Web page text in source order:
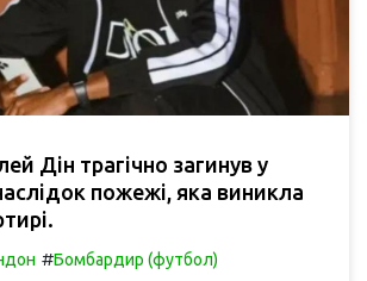
Дін трагічно загинув у
пожежі, яка виникла
#Бомбардир (футбол)